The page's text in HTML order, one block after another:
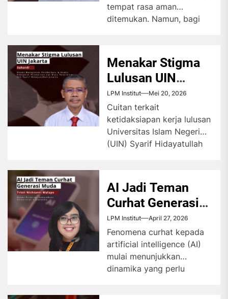
tempat rasa aman
ditemukan. Namun, bagi
Menakar Stigma
Lulusan UIN
Jakarta
LPM Institut Mei 20, 2026
Cuitan terkait
ketidaksiapan kerja lulusan
Universitas Islam Negeri
(UIN) Syarif Hidayatullah
munculnya perbincangan
di...
AI Jadi Teman
Curhat Generasi
Muda
LPM Institut April 27, 2026
Fenomena curhat kepada
artificial intelligence (AI)
mulai menunjukkan
dinamika yang perlu